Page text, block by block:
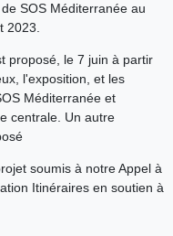
SOS Méditerranée au
2023.
proposé, le 7 juin à partir
l'exposition, et les
Méditerranée et
centrale. Un autre
soumis à notre Appel à
Itinéraires en soutien à